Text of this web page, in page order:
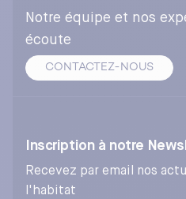
Notre équipe et nos
écoute
CONTACTEZ-NOUS
Inscription à notre
Recevez par email nos
l'habitat